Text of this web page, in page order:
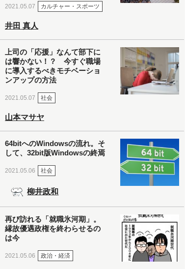
2021.05.07 カルチャー・スポーツ
井田 真人
上司の「応援」なんて部下に
は響かない！？ 今すぐ職場
に導入するべきモチベーショ
ンアップの方法
2021.05.07 社会
山本マサヤ
64bitへのWindowsの流れ。そ
して、32bit版Windowsの終焉
2021.05.06 社会
柳井政和
再び訪れる「就職氷河期」。
縁故優遇政権を終わらせるの
は今
2021.05.06 政治・経済